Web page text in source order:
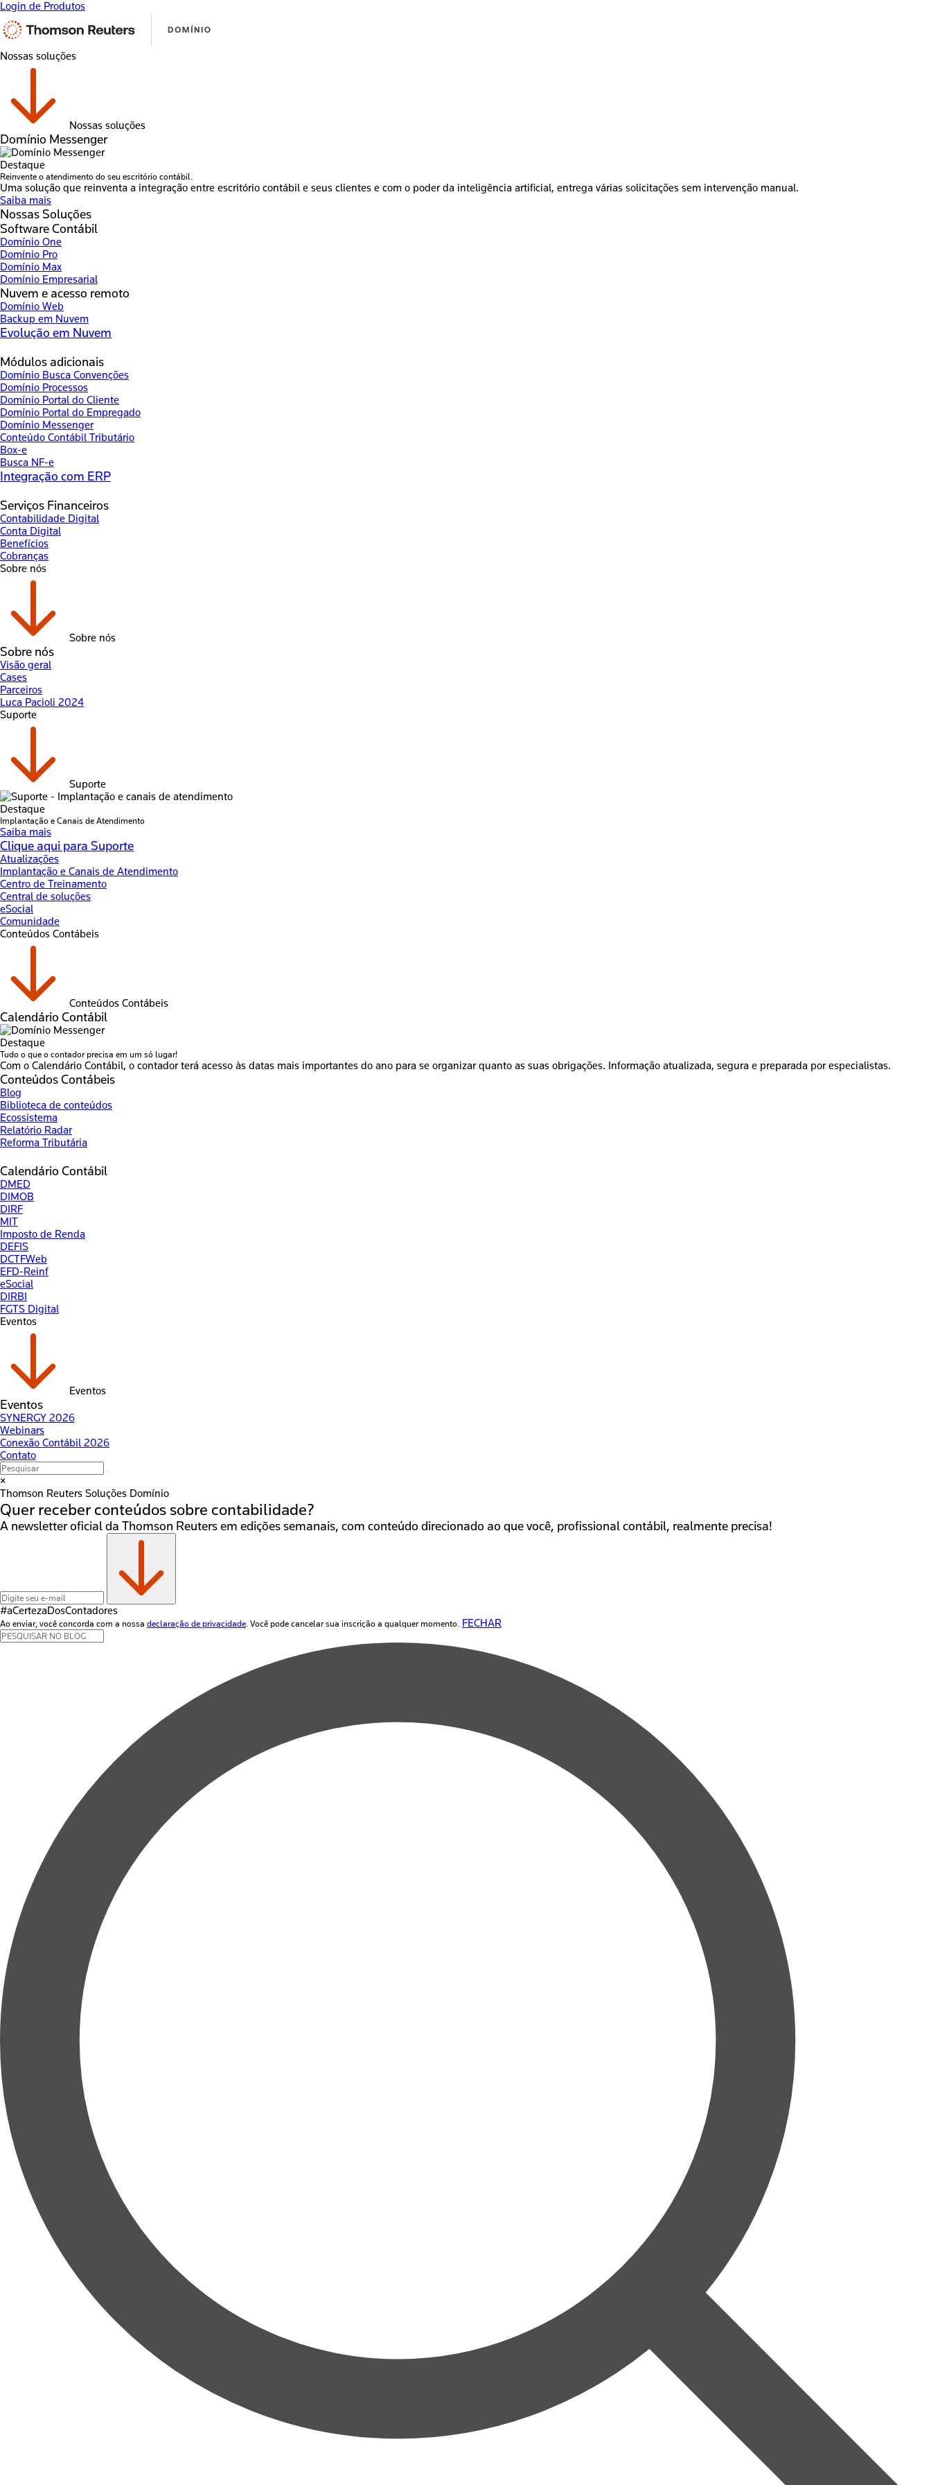
Login de Produtos
Nossas soluções
Nossas soluções
Domínio Messenger
Destaque
Reinvente o atendimento do seu escritório contábil.
Uma solução que reinventa a integração entre escritório contábil e seus clientes e com o poder da inteligência artificial, entrega várias solicitações sem intervenção manual.
Saiba mais
Nossas Soluções
Software Contábil
Domínio One
Domínio Pro
Domínio Max
Domínio Empresarial
Nuvem e acesso remoto
Domínio Web
Backup em Nuvem
Evolução em Nuvem
Módulos adicionais
Domínio Busca Convenções
Domínio Processos
Domínio Portal do Cliente
Domínio Portal do Empregado
Domínio Messenger
Conteúdo Contábil Tributário
Box-e
Busca NF-e
Integração com ERP
Serviços Financeiros
Contabilidade Digital
Conta Digital
Benefícios
Cobranças
Sobre nós
Sobre nós
Sobre nós
Visão geral
Cases
Parceiros
Luca Pacioli 2024
Suporte
Suporte
Destaque
Implantação e Canais de Atendimento
Saiba mais
Clique aqui para Suporte
Atualizações
Implantação e Canais de Atendimento
Centro de Treinamento
Central de soluções
eSocial
Comunidade
Conteúdos Contábeis
Conteúdos Contábeis
Calendário Contábil
Destaque
Tudo o que o contador precisa em um só lugar!
Com o Calendário Contábil, o contador terá acesso às datas mais importantes do ano para se organizar quanto as suas obrigações. Informação atualizada, segura e preparada por especialistas.
Conteúdos Contábeis
Blog
Biblioteca de conteúdos
Ecossistema
Relatório Radar
Reforma Tributária
Calendário Contábil
DMED
DIMOB
DIRF
MIT
Imposto de Renda
DEFIS
DCTFWeb
EFD-Reinf
eSocial
DIRBI
FGTS Digital
Eventos
Eventos
Eventos
SYNERGY 2026
Webinars
Conexão Contábil 2026
Contato
×
Thomson Reuters Soluções Domínio
Quer receber conteúdos sobre contabilidade?
A newsletter oficial da Thomson Reuters em edições semanais, com conteúdo direcionado ao que você, profissional contábil, realmente precisa!
#aCertezaDosContadores
Ao enviar, você concorda com a nossa declaração de privacidade. Você pode cancelar sua inscrição a qualquer momento. FECHAR